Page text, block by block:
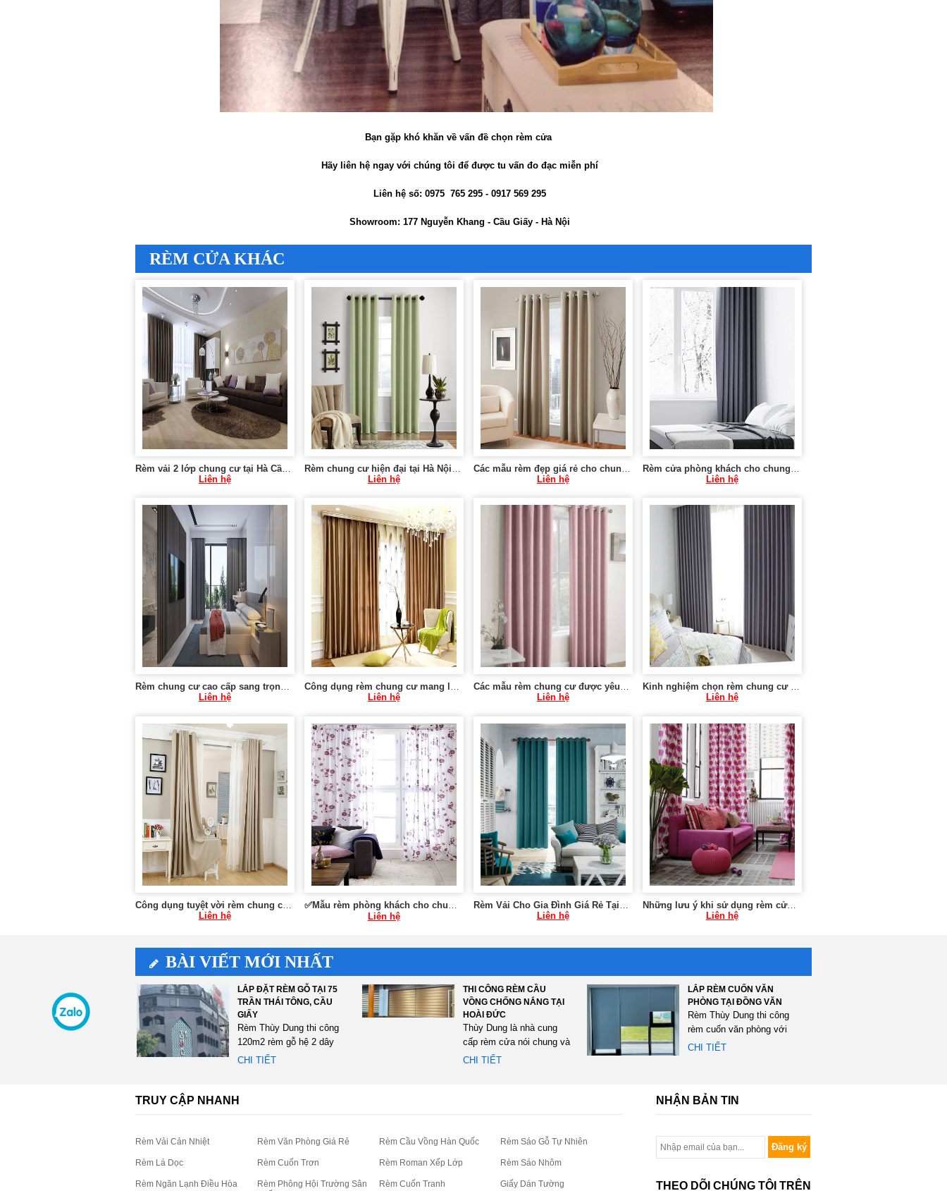
Bạn gặp khó khăn về vấn đề chọn rèm cửa
Hãy liên hệ ngay với chúng tôi để được tu vấn đo đạc miễn phí
Liên hệ số: 0975 765 295 - 0917 569 295
Showroom: 177 Nguyễn Khang - Cầu Giấy - Hà Nội
RÈM CỬA KHÁC
Rèm vải 2 lớp chung cư tại Hà Cầu, Hà Đông
Liên hệ
Rèm chung cư hiện đại tại Hà Nội 0975 765 295 VU077
Liên hệ
Các mẫu rèm đẹp giá rẻ cho chung cư tại Hà Nội 0975 765 295 SK579
Liên hệ
Rèm cửa phòng khách cho chung cư tại Hà Nội 0975 765 295 SK581
Liên hệ
Rèm chung cư cao cấp sang trọng tại Hà Nội 0975 765 295 KT580
Liên hệ
Công dụng rèm chung cư mang lại 0975 765 295 MT021
Liên hệ
Các mẫu rèm chung cư được yêu thích 0975 765 295 SK583
Liên hệ
Kinh nghiệm chọn rèm chung cư vừa và nhỏ 0975 765 295 SK584
Liên hệ
Liên hệ
Liên hệ
Liên hệ
Những lưu ý khi sử dụng rèm cửa chung cư 0975765295 SK59
Liên hệ
BÀI VIẾT MỚI NHẤT
LẮP ĐẶT RÈM GỖ TẠI 75
TRẦN THÁI TÔNG, CẦU
GIẤY
Rèm Thùy Dung thi công
120m2 rèm gỗ hệ 2 dây
màu đen tại 75 Trần Thái
CHI TIẾT
THI CÔNG RÈM CẦU
VỒNG CHỐNG NẮNG TẠI
HOÀI ĐỨC
Thùy Dung là nhà cung
cấp rèm cửa nói chung và
rèm cầu vồng nói riêng
CHI TIẾT
LẮP RÈM CUỐN VĂN
PHÒNG TẠI ĐỒNG VĂN
Rèm Thùy Dung thi công
rèm cuốn văn phòng với
tổng diện tích 120m2 tại...
CHI TIẾT
TRUY CẬP NHANH
Rèm Vải Cản Nhiệt Rèm Văn Phòng Giá Rẻ Rèm Cầu Vồng Hàn Quốc Rèm Sáo Gỗ Tự Nhiên
Rèm Lá Dọc Rèm Cuốn Trơn Rèm Roman Xếp Lớp Rèm Sáo Nhôm
Rèm Ngăn Lạnh Điều Hòa
Rèm Phông Hội Trường Sân
Rèm Cuốn Tranh Giấy Dán Tường
NHẬN BẢN TIN
Đăng ký
THEO DÕI CHÚNG TÔI TRÊN